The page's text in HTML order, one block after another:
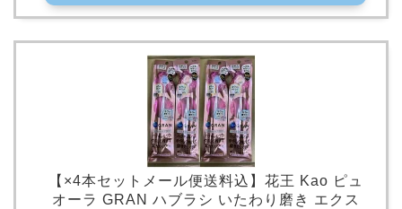
【×4本セットメール便送料込】花王 Kao ピュ
オーラ GRAN ハブラシ いたわり磨き エクス